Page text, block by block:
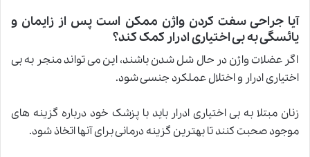
آیا جراحی سفت کردن واژن ممکن است پس از زایمان و
یائسگی به بی اختیاری ادرار کمک کند؟
اگر عضلات واژن در حال شل شدن باشند، این می تواند منجر به بی
اختیاری ادرار و اختلال عملکرد جنسی شود.
زنان مبتلا به بی اختیاری ادرار باید با پزشک خود درباره گزینه های
موجود صحبت کنند تا بهترین گزینه درمانی برای آنها اتخاذ شود.